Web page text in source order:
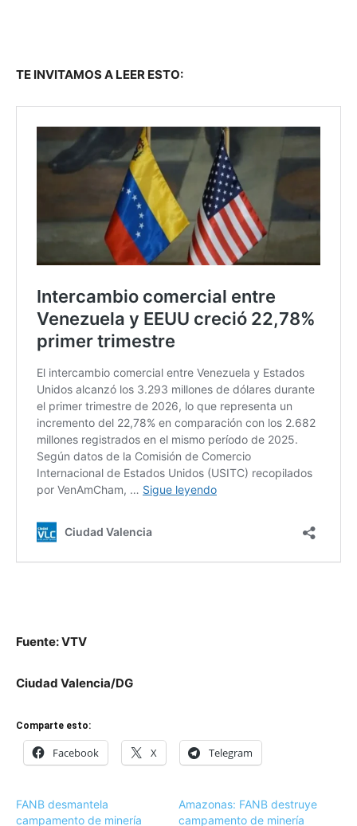
TE INVITAMOS A LEER ESTO:
Fuente: VTV
Ciudad Valencia/DG
Comparte esto:
Facebook X Telegram
FANB desmantela
campamento de minería
Amazonas: FANB destruye
campamento de minería